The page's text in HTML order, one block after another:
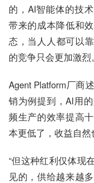
的，AI智能体的技
带来的成本降低和
态，当人人都可以
的竞争只会更加激烈。
Agent Platform厂商
销为例提到，AI用
频生产的效率提高
本更低了，收益自然
“但这种红利仅体现
见的，供给越来越